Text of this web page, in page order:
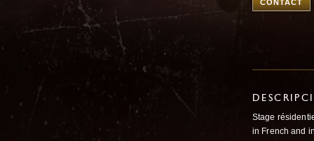
CONTACT
Stage
in French and